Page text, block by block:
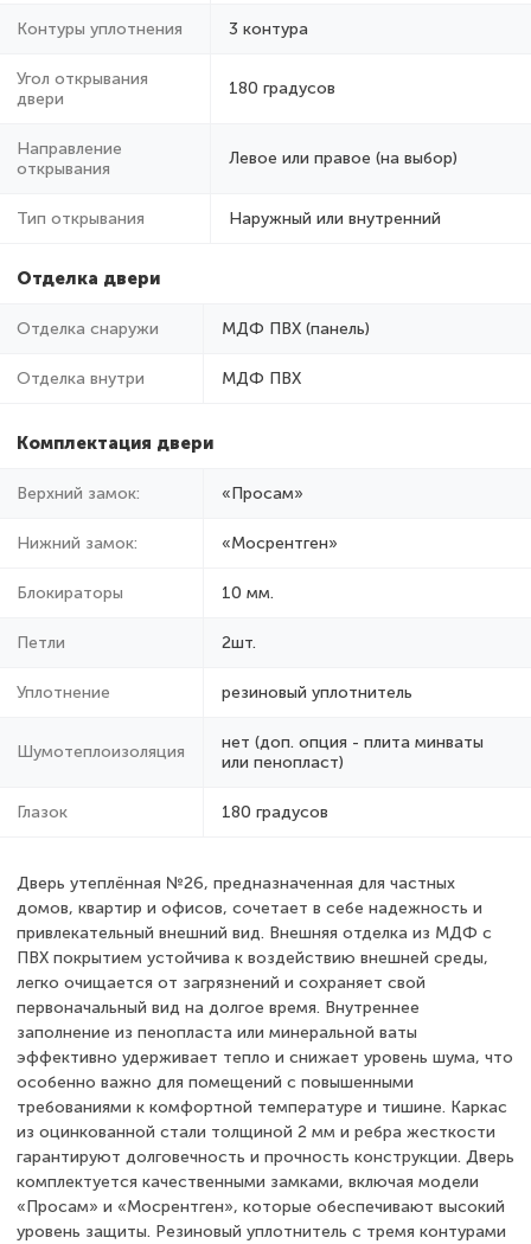
Контуры уплотнения 3 контура
Угол открывания
двери
180 градусов
Направление
открывания
Левое или правое (на выбор)
Тип открывания Наружный или внутренний
Отделка двери
Отделка снаружи МДФ ПВХ (панель)
Отделка внутри МДФ ПВХ
Комплектация двери
Верхний замок: «Просам»
Нижний замок: «Мосрентген»
Блокираторы 10 мм.
Петли 2шт.
Уплотнение резиновый уплотнитель
Шумотеплоизоляция
нет (доп. опция - плита минваты
или пенопласт)
Глазок 180 градусов
Дверь утеплённая №26, предназначенная для частных
домов, квартир и офисов, сочетает в себе надежность и
привлекательный внешний вид. Внешняя отделка из МДФ с
ПВХ покрытием устойчива к воздействию внешней среды,
легко очищается от загрязнений и сохраняет свой
первоначальный вид на долгое время. Внутреннее
заполнение из пенопласта или минеральной ваты
эффективно удерживает тепло и снижает уровень шума, что
особенно важно для помещений с повышенными
требованиями к комфортной температуре и тишине. Каркас
из оцинкованной стали толщиной 2 мм и ребра жесткости
гарантируют долговечность и прочность конструкции. Дверь
комплектуется качественными замками, включая модели
«Просам» и «Мосрентген», которые обеспечивают высокий
уровень защиты. Резиновый уплотнитель с тремя контурами